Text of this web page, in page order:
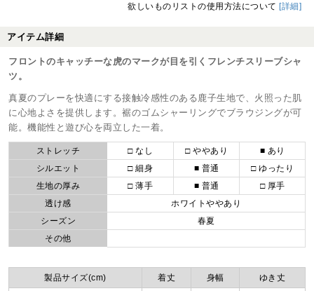
欲しいものリストの使用方法について [詳細]
アイテム詳細
フロントのキャッチーな虎のマークが目を引くフレンチスリーブシャ
ツ。
真夏のプレーを快適にする接触冷感性のある鹿子生地で、火照った肌
に心地よさを提供します。裾のゴムシャーリングでブラウジングが可
能。機能性と遊び心を両立した一着。
ストレッチ □ なし □ ややあり
■ あり
シルエット
□ 細身 ■ 普通
□ ゆったり
生地の厚み
□ 薄手 ■ 普通
□ 厚手
透け感
ホワイトややあり
シーズン
春夏
その他
製品サイズ(cm) 着丈 身幅 ゆき丈